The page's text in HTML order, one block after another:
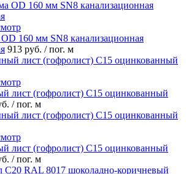
160 мм SN8 канализационная
913 руб. / пог. м
лист (гофролист) С15 оцинкованный
/ пог. м
лист (гофролист) С15 оцинкованный
/ пог. м